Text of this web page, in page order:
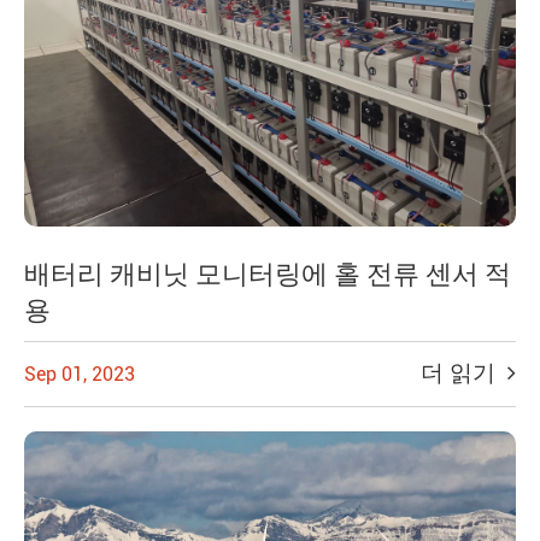
배터리 캐비닛 모니터링에 홀 전류 센서 적
용
Sep 01, 2023 더 읽기